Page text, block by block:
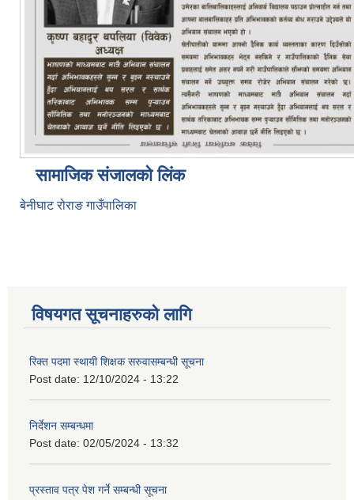
सामाजिक संजालको लिंक
बेनीघाट रोराङ गाउँपालिका
विषयगत सूचनाहरुको लागि
रिक्त पदमा स्थायी शिक्षक सरुवासम्बन्धी सूचना
Post date: 12/10/2024 - 13:22
निर्देशन सम्बन्धमा
Post date: 02/05/2024 - 13:32
प्रस्ताव पत्र पेश गर्ने सम्बन्धी सूचना